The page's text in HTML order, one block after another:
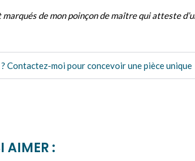
marqués de monpoinçon de maîtrequi atteste
Contactez-moi pour concevoir une pièce unique
AIMER :